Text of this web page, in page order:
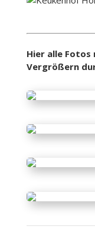
Hier alle
Vergrößern